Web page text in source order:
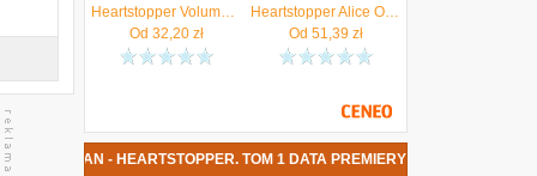
Heartstopper Volume 1 Alice Oseman
Od 32,20zł
Heartstopper Alice Oseman
Od 51,39 zł
OSEMAN - HEARTSTOPPER. TOM 1 DATA PREMIERY